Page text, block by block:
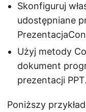
Skonfiguruj
udostępniane
Użyj metody
dokument
prezentacji PPT.
Poniższy